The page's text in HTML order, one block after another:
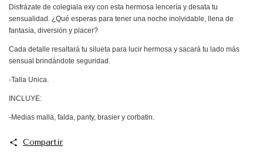
Disfrázate de colegiala exy con esta hermosa lencería y desata tu
sensualidad. ¿Qué esperas para tener una noche inolvidable, llena de
fantasía, diversión y placer?
Cada detalle resaltará tu silueta para lucir hermosa y sacará tu lado más
sensual brindándote seguridad.
-Talla Unica.
INCLUYE:
-Medias malla, falda, panty, brasier y corbatin.
Compartir